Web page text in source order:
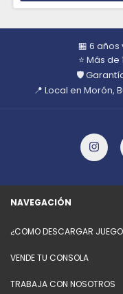
🏪 6
⭐ Más
🛡️
📍 Local en Morón,
NAVEGACIÓN
¿COMO DESCARGAR
VENDE TU CONSOLA
TRABAJA CON NOSOTROS